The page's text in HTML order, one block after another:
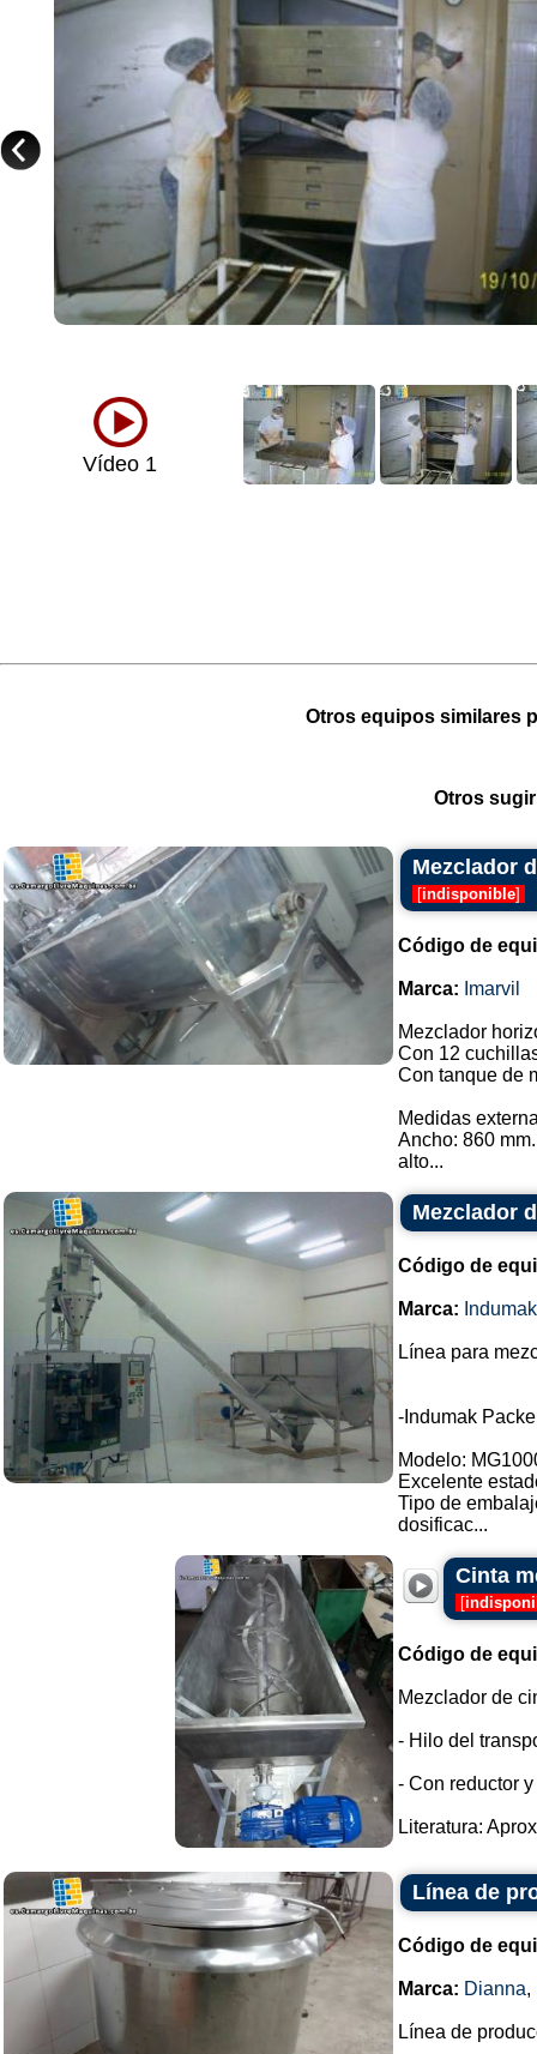
Vídeo 1
Otros equipos similares
Otros
Mezclador
[indisponible]
Código de
Marca: Imarvil
Mezclador
Con 12
Con tanque de
Medidas
Ancho: 860 mm.
alto...
Mezclador
Código de
Marca: Indumak
Línea para
-Indumak
Modelo:
Excelente
Tipo de
dosificac...
Cinta
[
Código de
Mezclador de
- Hilo del
- Con reductor y
Literatura:
Línea de
Código de
Marca: Dianna,
Línea de